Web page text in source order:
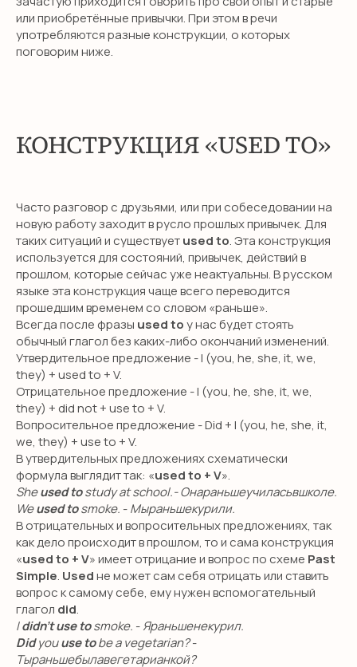
или приобретённые привычки. При этом в речи
употребляются разные конструкции, о которых
поговорим ниже.
КОНСТРУКЦИЯ «USED TO»
Часто разговор с друзьями, или при собеседовании на
новую работу заходит в русло прошлых привычек. Для
таких ситуаций и существуетused to. Эта конструкция
используется для состояний, привычек, действий в
прошлом, которые сейчас уже неактуальны. В русском
языке эта конструкция чаще всего переводится
прошедшим временем со словом «раньше».
Всегда после фразы used toу нас будет стоять
обычный глагол без каких-либо окончаний изменений.
Утвердительное предложение - I (you, he, she, it, we,
they) + used to + V.
Отрицательное предложение - I (you, he, she, it, we,
they) + did not + use to + V.
Вопросительное предложение - Did + I (you, he, she, it,
we, they) + use to + V.
В утвердительных предложениях схематически
формула выглядит так: «used to + V».
Sheused tostudy at school.- Онараньшеучиласьвшколе.
Weused tosmoke. -Мыраньшекурили.
В отрицательных и вопросительных предложениях, так
как дело происходит в прошлом, то и сама конструкция
«used to + V» имеет отрицание и вопрос по схеме Past
Simple. Usedне может сам себя отрицать или ставить
вопрос к самому себе, ему нужен вспомогательный
глагол did.
Ididn’t use tosmoke. -Яраньшенекурил.
Didyouuse tobe a vegetarian?-
Тыраньшебылавегетарианкой?